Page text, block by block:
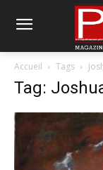
Accueil Tags
Tag: